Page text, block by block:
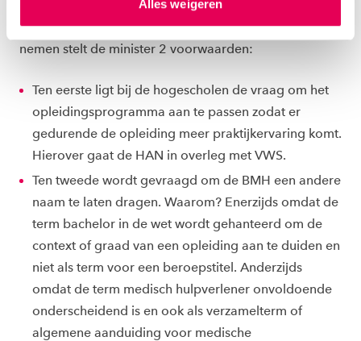
cookiestatement. Via ‘Zelf instellen’ kun je ook zelf
instellen welke cookies we plaatsen. Je kunt je
toestemming altijd wijzigen of intrekken via
Alles weigeren
Om de BMH definitief in het BIG-register op te kunnen
nemen stelt de minister 2 voorwaarden:
Ten eerste ligt bij de hogescholen de vraag om het
opleidingsprogramma aan te passen zodat er
gedurende de opleiding meer praktijkervaring komt.
Hierover gaat de HAN in overleg met VWS.
Ten tweede wordt gevraagd om de BMH een andere
naam te laten dragen. Waarom? Enerzijds omdat de
term bachelor in de wet wordt gehanteerd om de
context of graad van een opleiding aan te duiden en
niet als term voor een beroepstitel. Anderzijds
omdat de term medisch hulpverlener onvoldoende
onderscheidend is en ook als verzamelterm of
algemene aanduiding voor medische